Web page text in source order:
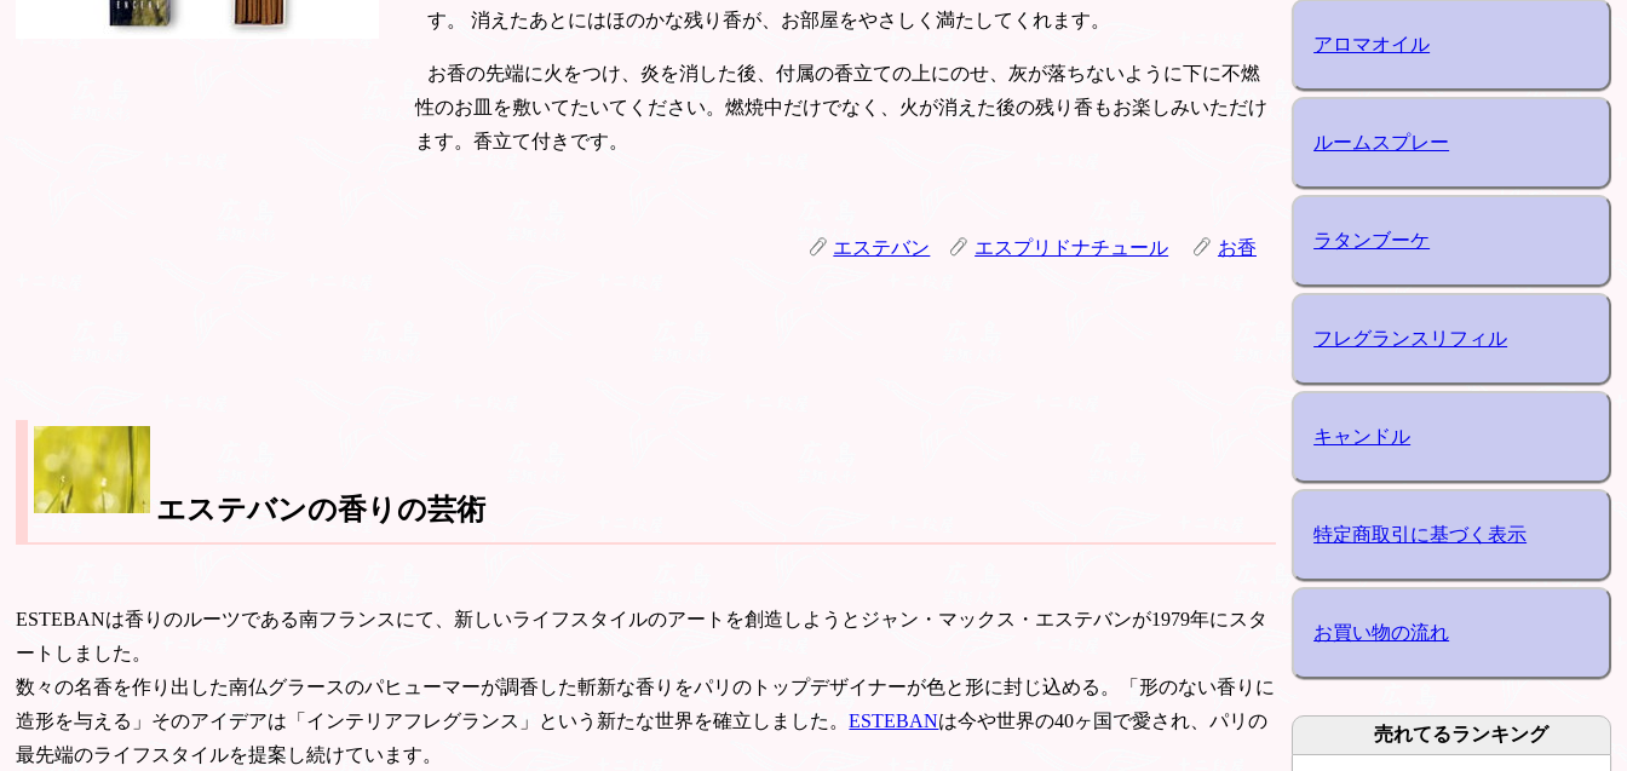
す。 消えたあとにはほのかな残り香が、お部屋をやさしく満たしてくれます。
お香の先端に火をつけ、炎を消した後、付属の香立ての上にのせ、灰が落ちないように下に不燃
性のお皿を敷いてたいてください。燃焼中だけでなく、火が消えた後の残り香もお楽しみいただけ
ます。香立て付きです。
エステバン エスプリドナチュール お香
エステバンの香りの芸術
ESTEBANは香りのルーツである南フランスにて、新しいライフスタイルのアートを創造しようとジャン・マックス・エステバンが1979年にスタ
ートしました。
数々の名香を作り出した南仏グラースのパヒューマーが調香した斬新な香りをパリのトップデザイナーが色と形に封じ込める。「形のない香りに
造形を与える」そのアイデアは「インテリアフレグランス」という新たな世界を確立しました。ESTEBANは今や世界の40ヶ国で愛され、パリの
最先端のライフスタイルを提案し続けています。
アロマオイル
ルームスプレー
ラタンブーケ
フレグランスリフィル
キャンドル
特定商取引に基づく表示
お買い物の流れ
売れてるランキング